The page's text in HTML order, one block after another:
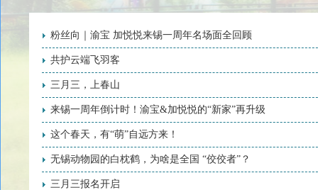
粉丝向｜渝宝 加悦悦来锡一周年名场面全回顾
共护云端飞羽客
三月三，上春山
来锡一周年倒计时！渝宝&加悦悦的“新家”再升级
这个春天，有“萌”自远方来！
无锡动物园的白枕鹤，为啥是全国 “佼佼者”？
三月三报名开启